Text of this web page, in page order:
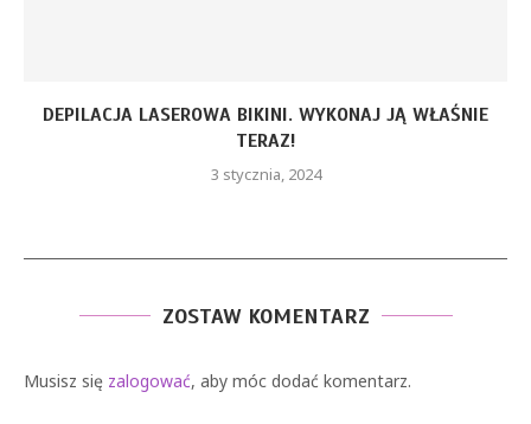
DEPILACJA LASEROWA BIKINI. WYKONAJ JĄ WŁAŚNIE
TERAZ!
3 stycznia, 2024
ZOSTAW KOMENTARZ
Musisz się zalogować, aby móc dodać komentarz.